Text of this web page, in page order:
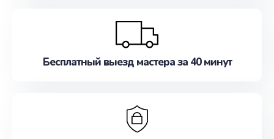
Бесплатный выезд мастера за 40 минут